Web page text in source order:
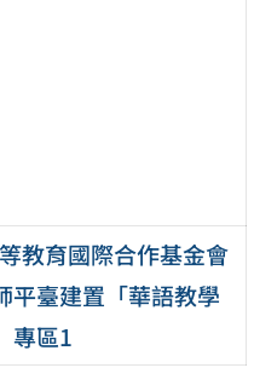
教育國際合作基金會
平臺建置「華語教學
專區1